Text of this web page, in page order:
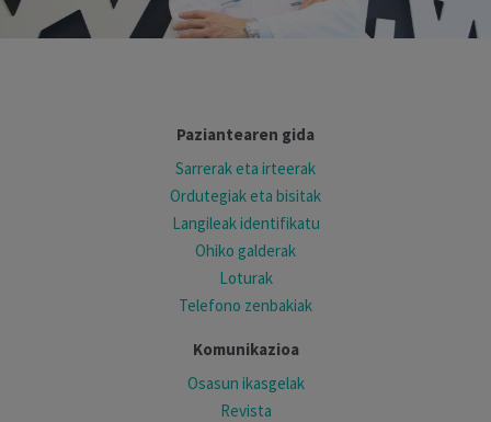
Paziantearen gida
Sarrerak eta irteerak
Ordutegiak eta bisitak
Langileak identifikatu
Ohiko galderak
Loturak
Telefono zenbakiak
Komunikazioa
Osasun ikasgelak
Revista